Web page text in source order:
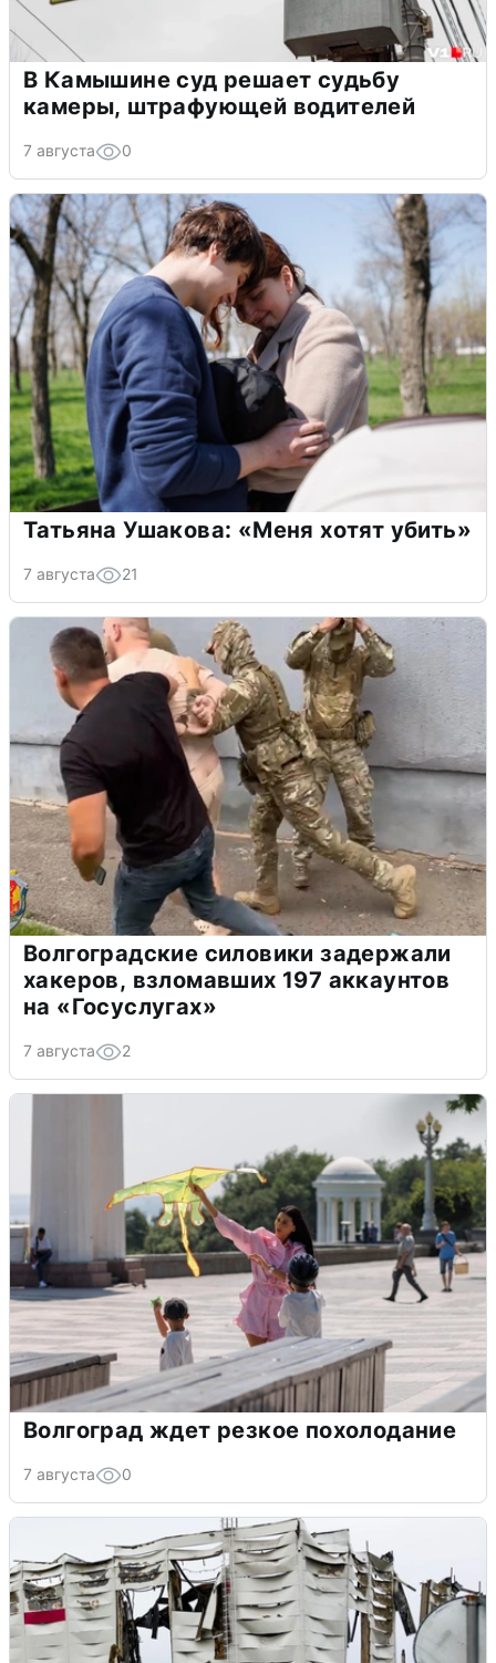
В Камышине суд решает судьбу
камеры, штрафующей водителей
7 августа 0
Татьяна Ушакова: «Меня хотят убить»
7 августа 21
Волгоградские силовики задержали
хакеров, взломавших 197 аккаунтов
на «Госуслугах»
7 августа 2
Волгоград ждет резкое похолодание
7 августа 0